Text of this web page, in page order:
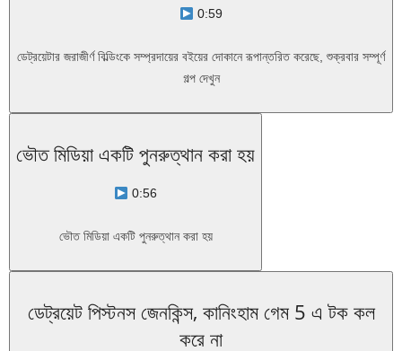
0:59
ডেট্রয়েটার জরাজীর্ণ বিল্ডিংকে সম্প্রদায়ের বইয়ের দোকানে রূপান্তরিত করেছে, শুক্রবার সম্পূর্ণ
গল্প দেখুন
ভৌত মিডিয়া একটি পুনরুত্থান করা হয়
0:56
ভৌত মিডিয়া একটি পুনরুত্থান করা হয়
ডেট্রয়েট পিস্টনস জেনকিন্স, কানিংহাম গেম 5 এ টক কল
করে না